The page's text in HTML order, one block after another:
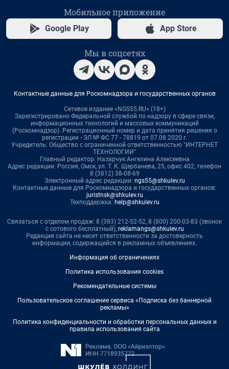
Мобильное приложение
Google Play App Store
Мы в соцсетях
Контактные данные для Роскомнадзора и государственных органов
Сетевое издание «NGS55.RU» (18+)
Зарегистрировано Федеральной службой по надзору в сфере связи,
информационных технологий и массовых коммуникаций
(Роскомнадзор). Регистрационный номер и дата принятия решения о
регистрации - ЭЛ № ФС 77 - 78819 от 07.08.2020 г.
Учредитель: Общество с ограниченной ответственностью "ИНТЕРНЕТ
ТЕХНОЛОГИИ"
Главный редактор: Назарчук Ангелина Алексеевна
Адрес редакции: Россия, Омск, ул. Т. К. Щербанева, 25, офис 402, телефон
8 (3812) 38-08-69
Электронный адрес редакции: ngs55@shkulev.ru
Контактные данные для Роскомнадзора и государственных органов:
juristnsk@shkulev.ru
Техподдержка: help@shkulev.ru
Связаться с отделом продаж: 8 (383) 212-52-52, 8 (800) 200-03-83 (звонок
с сотового бесплатный), reklamangs@shkulev.ru
Редакция сайта не несет ответственности за достоверность
информации, содержащейся в рекламных объявлениях.
Информация об ограничениях
Политика использования cookies
Рекомендательные системы
Пользовательское соглашение сервиса «Подписка без баннерной
рекламы»
Политика конфиденциальности и обработки персональных данных и
правила использования сайта